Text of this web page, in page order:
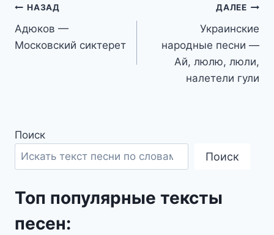
Навигация
по
НАЗАД
Адюков —
Московский сиктерет
ДАЛЕЕ
Украинские
народные песни —
Ай, люлю, люли,
налетели гули
Поиск
Поиск
Топ популярные тексты
песен: